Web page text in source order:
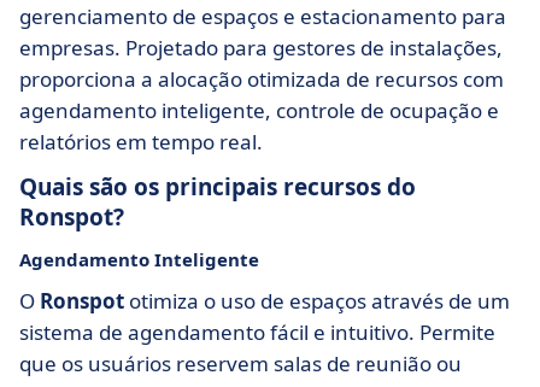
gerenciamento de espaços e estacionamento para
empresas. Projetado para gestores de instalações,
proporciona a alocação otimizada de recursos com
agendamento inteligente, controle de ocupação e
relatórios em tempo real.
Quais são os principais recursos do
Ronspot?
Agendamento Inteligente
O Ronspot otimiza o uso de espaços através de um
sistema de agendamento fácil e intuitivo. Permite
que os usuários reservem salas de reunião ou